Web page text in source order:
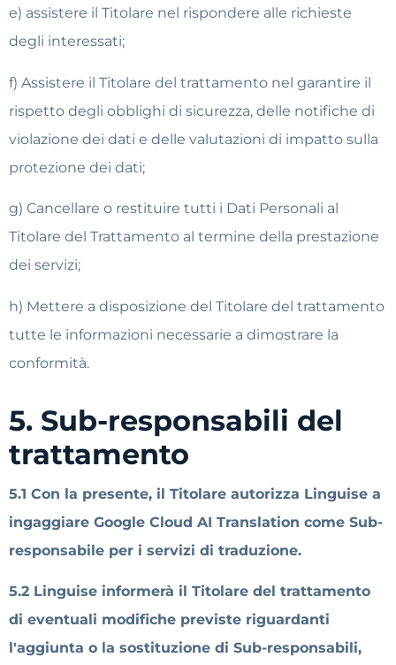
e) assistere il Titolare nel rispondere alle richieste
degli interessati;
f) Assistere il Titolare del trattamento nel garantire il
rispetto degli obblighi di sicurezza, delle notifiche di
violazione dei dati e delle valutazioni di impatto sulla
protezione dei dati;
g) Cancellare o restituire tutti i Dati Personali al
Titolare del Trattamento al termine della prestazione
dei servizi;
h) Mettere a disposizione del Titolare del trattamento
tutte le informazioni necessarie a dimostrare la
conformità.
5. Sub-responsabili del
trattamento
5.1 Con la presente, il Titolare autorizza Linguise a
ingaggiare Google Cloud AI Translation come Sub-
responsabile per i servizi di traduzione.
5.2 Linguise informerà il Titolare del trattamento
di eventuali modifiche previste riguardanti
l'aggiunta o la sostituzione di Sub-responsabili,